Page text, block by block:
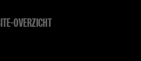
OVERZICHT